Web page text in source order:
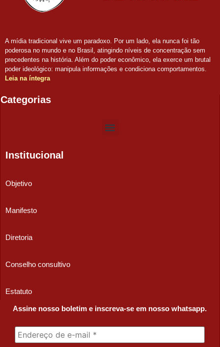
A mídia tradicional vive um paradoxo. Por um lado, ela nunca foi tão
poderosa no mundo e no Brasil, atingindo níveis de concentração sem
precedentes na história. Além do poder econômico, ela exerce um brutal
poder ideológico: manipula informações e condiciona comportamentos.
Leia na íntegra
Categorias
Institucional
Objetivo
Manifesto
Diretoria
Conselho consultivo
Estatuto
Assine nosso boletim e inscreva-se em nosso whatsapp.